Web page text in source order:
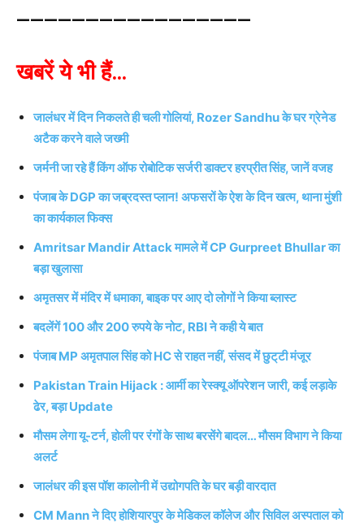
—————————————————
खबरें ये भी हैं…
जालंधर में दिन निकलते ही चली गोलियां, Rozer Sandhu के घर ग्रेनेड
अटैक करने वाले जख्मी
जर्मनी जा रहे हैं किंग ऑफ रोबोटिक सर्जरी डाक्टर हरप्रीत सिंह, जानें वजह
पंजाब के DGP का जब्रदस्त प्लान! अफसरों के ऐश के दिन खत्म, थाना मुंशी
का कार्यकाल फिक्स
Amritsar Mandir Attack मामले में CP Gurpreet Bhullar का
बड़ा खुलासा
अमृतसर में मंदिर में धमाका, बाइक पर आए दो लोगों ने किया ब्लास्ट
बदलेंगें 100 और 200 रुपये के नोट, RBI ने कही ये बात
पंजाब MP अमृतपाल सिंह को HC से राहत नहीं, संसद में छुट्‌टी मंजूर
Pakistan Train Hijack : आर्मी का रेस्क्यू ऑपरेशन जारी, कई लड़ाके
ढेर, बड़ा Update
मौसम लेगा यू-टर्न, होली पर रंगों के साथ बरसेंगे बादल… मौसम विभाग ने किया
अलर्ट
जालंधर की इस पॉश कालोनी में उद्योगपति के घर बड़ी वारदात
CM Mann ने दिए होशियारपुर के मेडिकल कॉलेज और सिविल अस्पताल को